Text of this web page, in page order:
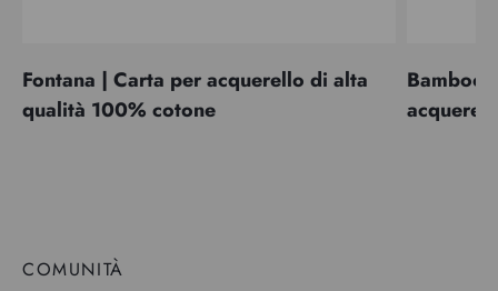
Fontana | Carta per acquerello di alta
qualità 100% cotone
Bamboo
COMUNITÀ